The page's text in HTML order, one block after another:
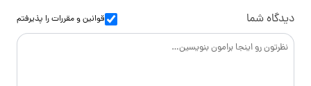
ا
د
گ
دیدگاه شما قوانین و مقرراترا پذیرفتم